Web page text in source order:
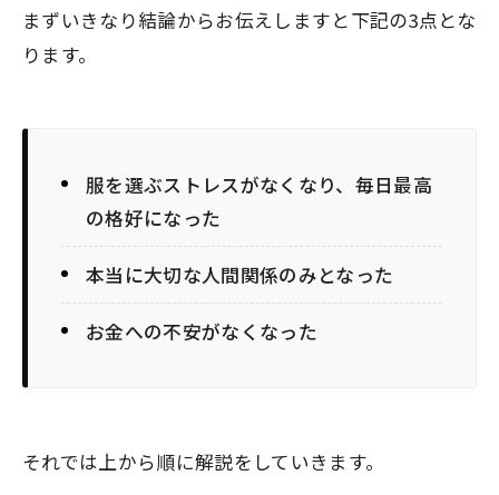
まずいきなり結論からお伝えしますと下記の3点とな
ります。
服を選ぶストレスがなくなり、毎日最高
の格好になった
本当に大切な人間関係のみとなった
お金への不安がなくなった
それでは上から順に解説をしていきます。